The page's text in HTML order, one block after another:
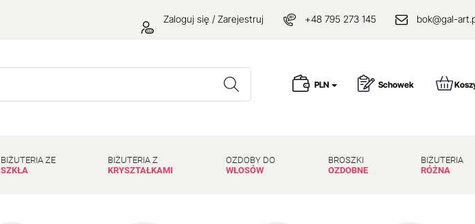
Zaloguj się / Zarejestruj +48 795 273 145 bok@gal-
Wyszukaj PLN Schowek
BIŻUTERIA ZE
SZKŁA
BIŻUTERIA Z
KRYSZTAŁKAMI
OZDOBY DO
WŁOSÓW
BROSZKI
OZDOBNE
BIŻUTERIA
RÓŻNA